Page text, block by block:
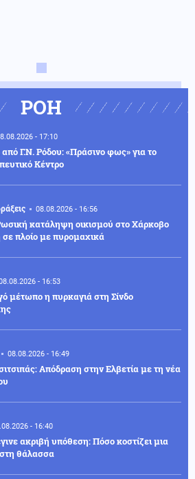
ΡΟΗ
- 17:10
Γ.Ν. Ρόδου: «Πράσινο φως» για το
Κέντρο
08.08.2026 - 16:56
κατάληψη οικισμού στο Χάρκοβο
σε πλοίο με πυρομαχικά
- 16:53
μέτωπο η πυρκαγιά στη Σίνδο
08.08.2026 - 16:49
Απόδραση στην Ελβετία με τη νέα
- 16:40
ακριβή υπόθεση: Πόσο κοστίζει μια
θάλασσα